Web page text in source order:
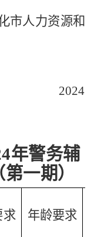
市人力资源和
2024
4年警务辅
一期）
求 年龄要求